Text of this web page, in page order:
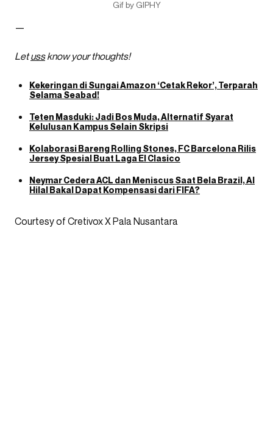
Gif by GIPHY
—
Letussknow your thoughts!
Kekeringan di Sungai Amazon ‘Cetak Rekor’, Terparah
Selama Seabad!
Teten Masduki: Jadi Bos Muda, Alternatif Syarat
Kelulusan Kampus Selain Skripsi
Kolaborasi Bareng Rolling Stones, FC Barcelona Rilis
Jersey Spesial Buat Laga El Clasico
Neymar Cedera ACL dan Meniscus Saat Bela Brazil, Al
Hilal Bakal Dapat Kompensasi dari FIFA?
Courtesy of Cretivox X Pala Nusantara